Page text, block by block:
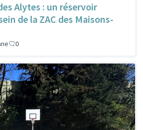
Alytes : un réservoir
de la ZAC des Maisons-
0